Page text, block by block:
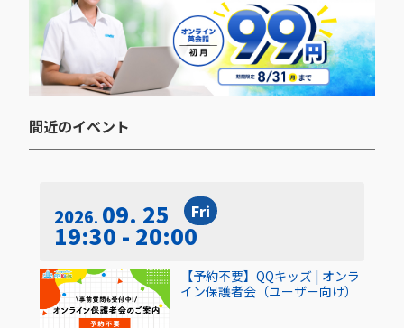
間近のイベント​
2026 09. 25 Fri
19:30 - 20:00
【予約不要】QQキッズ | オンラ
イン保護者会（ユーザー向け）